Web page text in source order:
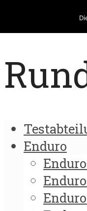
Enduro